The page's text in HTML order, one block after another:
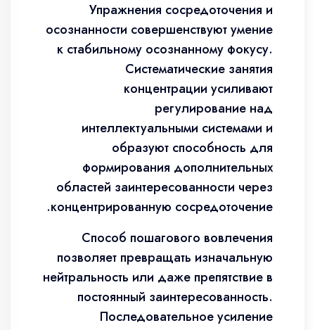
Упражнения сосредоточения и
осознанности совершенствуют умение
к стабильному осознанному фокусу.
Систематические занятия
концентрации усиливают
регулирование над
интеллектуальными системами и
образуют способность для
формирования дополнительных
областей заинтересованности через
концентрированную сосредоточение.
Способ пошагового вовлечения
позволяет превращать изначальную
нейтральность или даже препятствие в
постоянный заинтересованность.
Последовательное усиление